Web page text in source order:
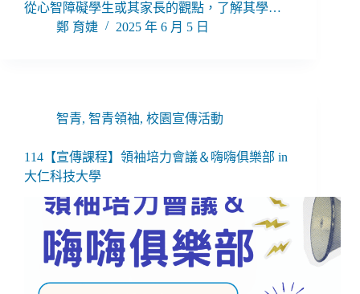
從心智障礙學生或其家長的觀點，了解其學…
鄭 育婕
2025 年 6 月 5 日
智青, 智青領袖, 校園宣傳活動
114【宣傳課程】領袖培力會議＆嗨嗨俱樂部 in
大仁科技大學